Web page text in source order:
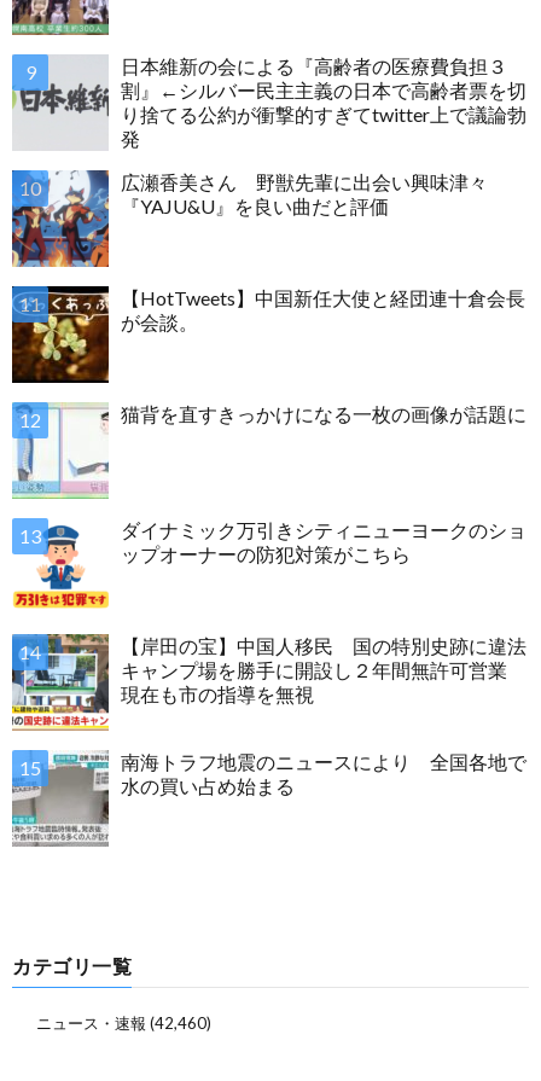
日本維新の会による『高齢者の医療費負担３
割』←シルバー民主主義の日本で高齢者票を切
り捨てる公約が衝撃的すぎてtwitter上で議論勃
発
広瀬香美さん 野獣先輩に出会い興味津々
『YAJU&U』を良い曲だと評価
【HotTweets】中国新任大使と経団連十倉会長
が会談。
猫背を直すきっかけになる一枚の画像が話題に
ダイナミック万引きシティニューヨークのショ
ップオーナーの防犯対策がこちら
【岸田の宝】中国人移民 国の特別史跡に違法
キャンプ場を勝手に開設し２年間無許可営業
現在も市の指導を無視
南海トラフ地震のニュースにより 全国各地で
水の買い占め始まる
カテゴリ一覧
ニュース・速報 (42,460)